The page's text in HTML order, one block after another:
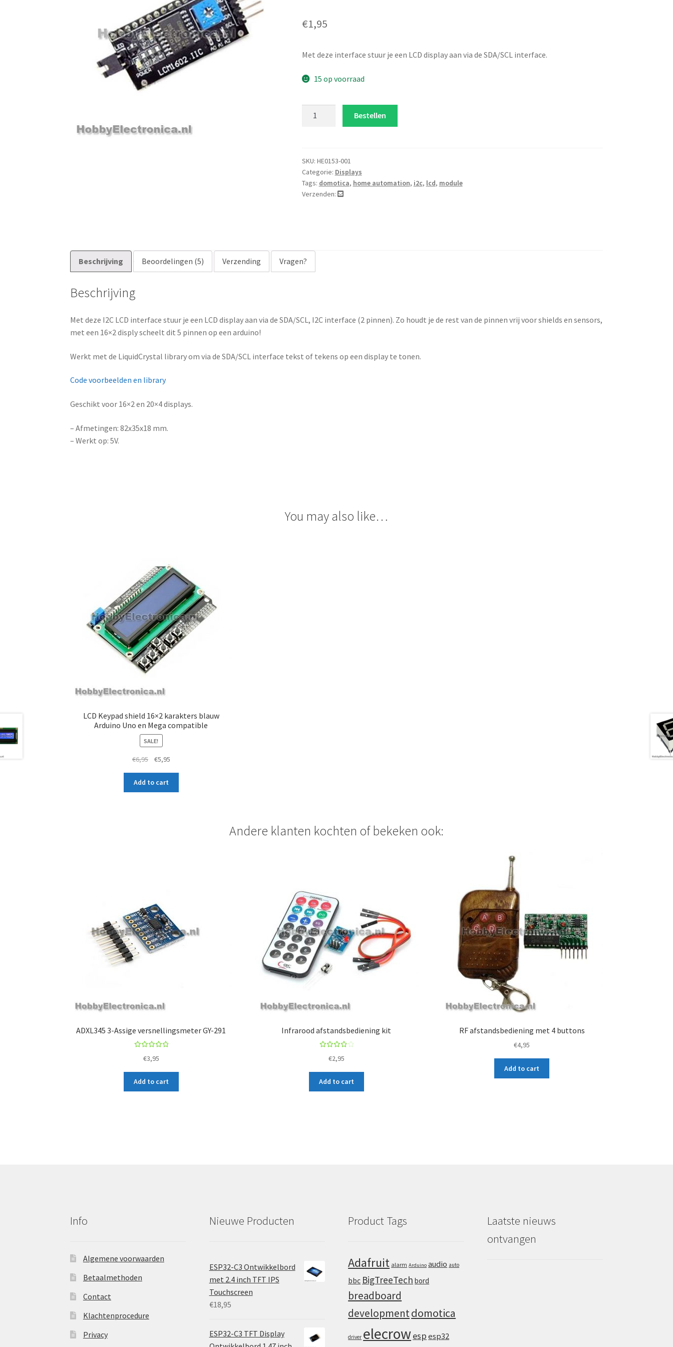
op 5
d op
waarder
€1,95
Met deze interface stuur je een LCD display aan via de SDA/SCL interface.
15 op voorraad
16x2
en
20x4
displays
Bestellen
SKU: HE0153-001
Categorie: Displays
Tags: domotica, home automation, i2c, lcd, module
Verzenden:
Beschrijving Beoordelingen (5) Verzending Vragen?
Beschrijving
Met deze I2C LCD interface stuur je een LCD display aan via de SDA/SCL, I2C interface (2 pinnen). Zo houdt je de rest van de pinnen vrij voor shields en sensors,
met een 16×2 disply scheelt dit 5 pinnen op een arduino!
Werkt met de LiquidCrystal library om via de SDA/SCL interface tekst of tekens op een display te tonen.
Code voorbeelden en library
Geschikt voor 16×2 en 20×4 displays.
– Afmetingen: 82x35x18 mm.
– Werkt op: 5V.
You may also like…
LCD Keypad shield 16×2 karakters blauw
Arduino Uno en Mega compatible
SALE!
€6,95
Original
was:
€6,95.
€5,95Current
€5,95.
Add to cart
Andere klanten kochten of bekeken ook:
ADXL345 3-Assige versnellingsmeter GY-291
5.00out
of 5
€3,95
Add to cart
Infrarood afstandsbediening kit
4.00
out of
5
€2,95
Add to cart
RF afstandsbediening met 4 buttons
€4,95
Add to cart
Info
Algemene voorwaarden
Betaalmethoden
Contact
Klachtenprocedure
Privacy
Nieuwe Producten
ESP32-C3 Ontwikkelbord
met 2.4 inch TFT IPS
Touchscreen
€18,95
ESP32-C3 TFT Display
Product Tags
Adafruit alarm Arduino audio auto
bbc BigTreeTech bord
breadboard
developmentdomotica
driver elecrowespesp32
Laatste nieuws
ontvangen